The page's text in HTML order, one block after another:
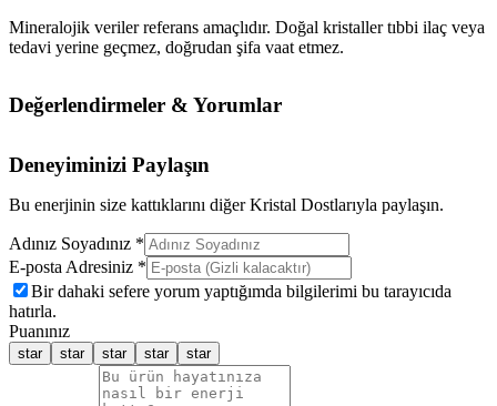
Mineralojik veriler referans amaçlıdır. Doğal kristaller tıbbi ilaç veya
tedavi yerine geçmez, doğrudan şifa vaat etmez.
Değerlendirmeler & Yorumlar
Deneyiminizi Paylaşın
Bu enerjinin size kattıklarını diğer Kristal Dostlarıyla paylaşın.
Adınız Soyadınız *
E-posta Adresiniz *
Bir dahaki sefere yorum yaptığımda bilgilerimi bu tarayıcıda
hatırla.
Puanınız
star star star star star